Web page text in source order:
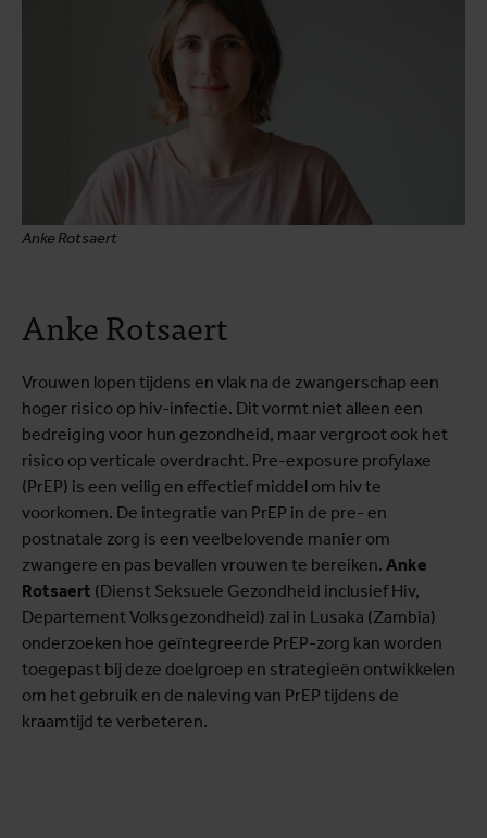
Anke Rotsaert
Anke Rotsaert
Vrouwen lopen tijdens en vlak na de zwangerschap een
hoger risico op hiv-infectie. Dit vormt niet alleen een
bedreiging voor hun gezondheid, maar vergroot ook het
risico op verticale overdracht. Pre-exposure profylaxe
(PrEP) is een veilig en effectief middel om hiv te
voorkomen. De integratie van PrEP in de pre- en
postnatale zorg is een veelbelovende manier om
zwangere en pas bevallen vrouwen te bereiken. Anke
Rotsaert (Dienst Seksuele Gezondheid inclusief Hiv,
Departement Volksgezondheid) zal in Lusaka (Zambia)
onderzoeken hoe geïntegreerde PrEP-zorg kan worden
toegepast bij deze doelgroep en strategieën ontwikkelen
om het gebruik en de naleving van PrEP tijdens de
kraamtijd te verbeteren.